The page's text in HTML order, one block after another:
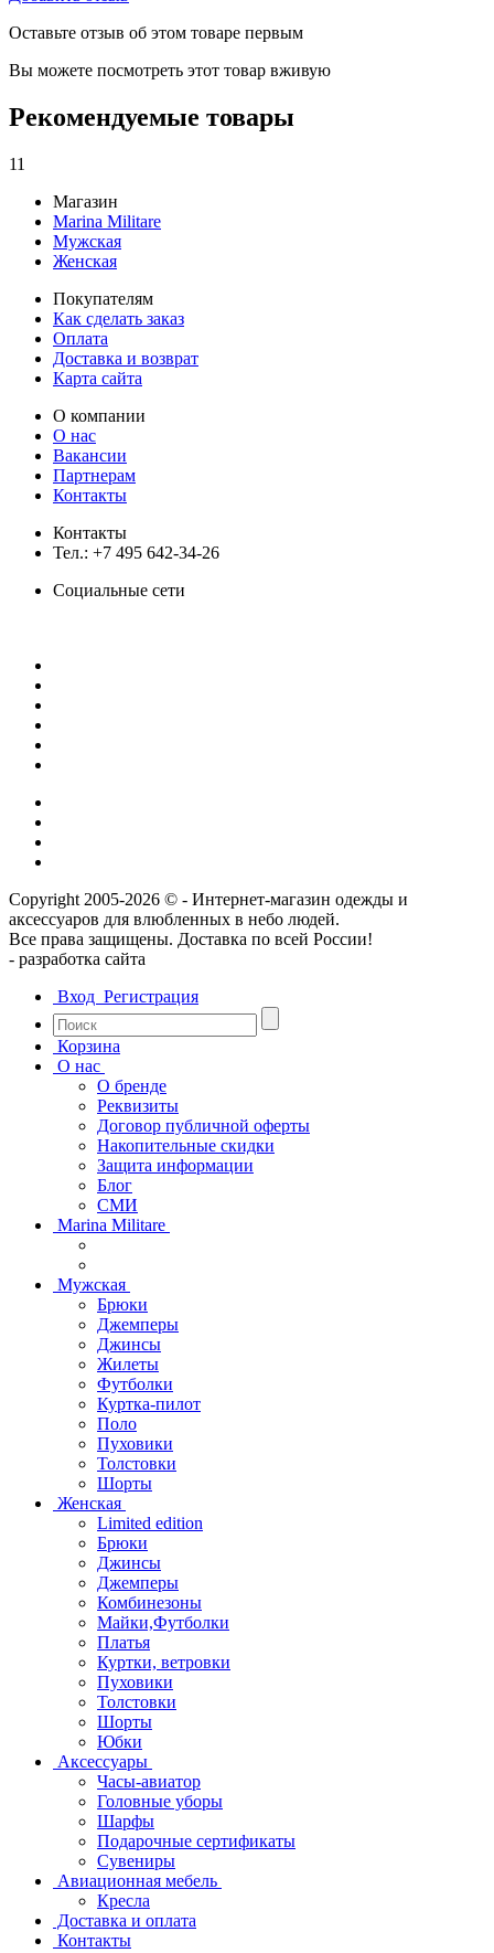
Оставьте отзыв об этом товаре первым
Вы можете посмотреть этот товар вживую
Рекомендуемые товары
11
Магазин
Marina Militare
Мужская
Женская
Покупателям
Как сделать заказ
Оплата
Доставка и возврат
Карта сайта
О компании
О нас
Вакансии
Партнерам
Контакты
Контакты
Тел.: +7 495 642-34-26
Социальные сети
Copyright 2005-2026 © - Интернет-магазин одежды и
аксессуаров для влюбленных в небо людей.
Все права защищены. Доставка по всей России!
- разрaботка сайта
Вход Регистрация
Корзина
О нас
О бренде
Реквизиты
Договор публичной оферты
Накопительные скидки
Защита информации
Блог
СМИ
Marina Militare
Мужская
Брюки
Джемперы
Джинсы
Жилеты
Футболки
Куртка-пилот
Поло
Пуховики
Толстовки
Шорты
Женская
Limited edition
Брюки
Джинсы
Джемперы
Комбинезоны
Майки,Футболки
Платья
Куртки, ветровки
Пуховики
Толстовки
Шорты
Юбки
Аксессуары
Часы-авиатор
Головные уборы
Шарфы
Подарочные сертификаты
Сувениры
Авиационная мебель
Кресла
Доставка и оплата
Контакты